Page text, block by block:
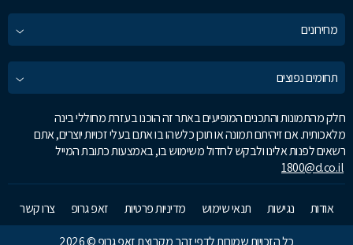
מחירונים
תחומים נפוצים
חלק מהתמונות והתכנים המופיעים באתר זה הוכנו בעזרת מחוללי בינה
מלאכותית. אם זיהיתם תמונה או תוכן כלשהו בו אתם בעלי זכויות יוצרים, אתם
רשאים לפנות אלינו ולבקש לחדול משימוש בו, באמצעות כתובת המייל
1800@d.co.il
אודות נגישות תנאי שימוש מדיניות פרטיות זאפ גרופ
צרו קשר
כל הזכויות שמורות לדפי זהב מקבוצת זאפ גרופ © 2026